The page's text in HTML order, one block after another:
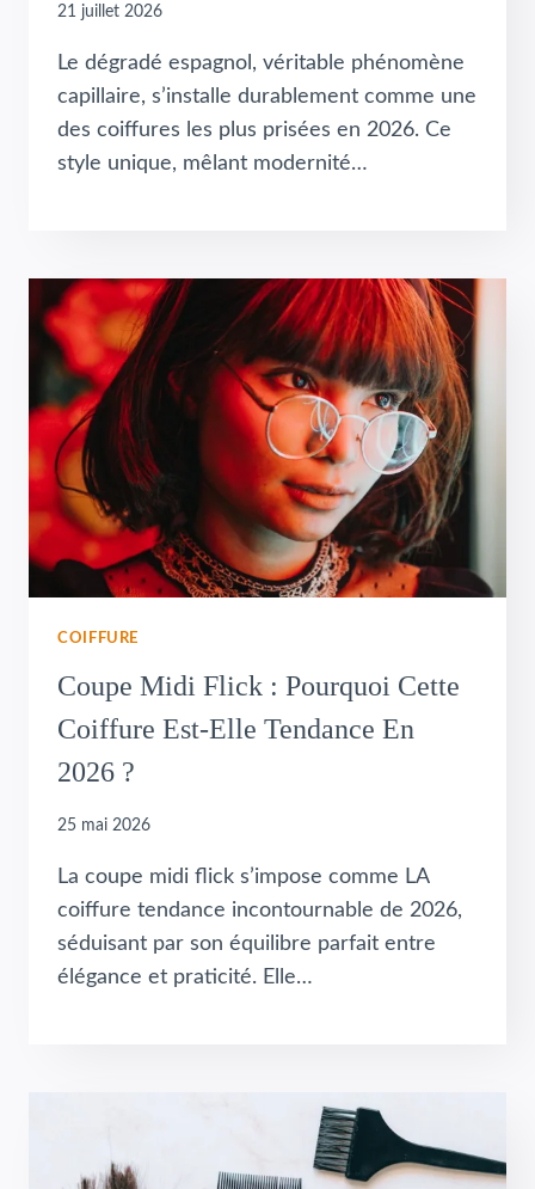
21 juillet 2026
Le dégradé espagnol, véritable phénomène
capillaire, s’installe durablement comme une
des coiffures les plus prisées en 2026. Ce
style unique, mêlant modernité…
COIFFURE
Coupe Midi Flick : Pourquoi Cette
Coiffure Est-Elle Tendance En
2026 ?
25 mai 2026
La coupe midi flick s’impose comme LA
coiffure tendance incontournable de 2026,
séduisant par son équilibre parfait entre
élégance et praticité. Elle…